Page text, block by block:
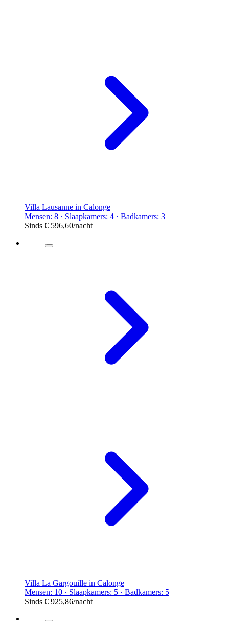
Villa Lausanne in Calonge
Mensen: 8 · Slaapkamers: 4 · Badkamers: 3
Sinds € 596,60/nacht
Villa La Gargouille in Calonge
Mensen: 10 · Slaapkamers: 5 · Badkamers: 5
Sinds € 925,86/nacht